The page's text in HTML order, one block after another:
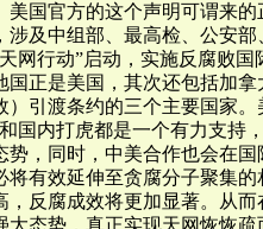
美国官方的这个声明可谓来
涉及中组部、最高检、公安
网行动”启动，实施反腐败
国正是美国，其次还包括加
）引渡条约的三个主要国家
国内打虎都是一个有力支持
势，同时，中美合作也会在
将有效延伸至贪腐分子聚集
，反腐成效将更加显著。从
大态势，真正实现天网恢恢疏